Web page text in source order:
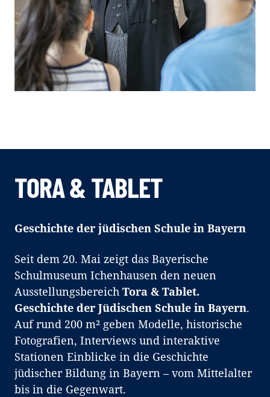
TORA & TABLET
Geschichte der jüdischen Schule in Bayern
Seit dem 20. Mai zeigt das Bayerische
Schulmuseum Ichenhausen den neuen
Ausstellungsbereich Tora & Tablet.
Geschichte der Jüdischen Schule in Bayern.
Auf rund 200 m² geben Modelle, historische
Fotografien, Interviews und interaktive
Stationen Einblicke in die Geschichte
jüdischer Bildung in Bayern – vom Mittelalter
bis in die Gegenwart.